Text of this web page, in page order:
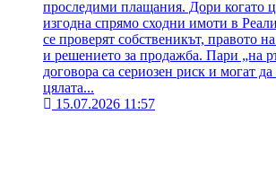
проследими плащания. Дори когато
изгодна спрямо сходни имоти в
се проверят собственикът, правото
и решението за продажба. Пари „на
договора са сериозен риск и могат
цялата...
15.07.2026 11:57